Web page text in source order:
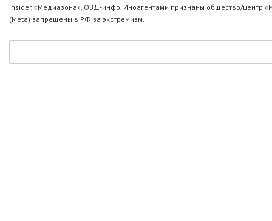
Insider, «Медиазона», ОВД-инфо. Иноагентами признаны общество/центр
(Metа) запрещены в РФ за экстремизм.